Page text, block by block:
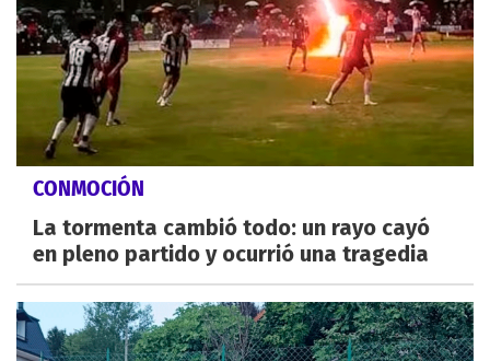
CONMOCIÓN
La tormenta cambió todo: un rayo cayó
en pleno partido y ocurrió una tragedia